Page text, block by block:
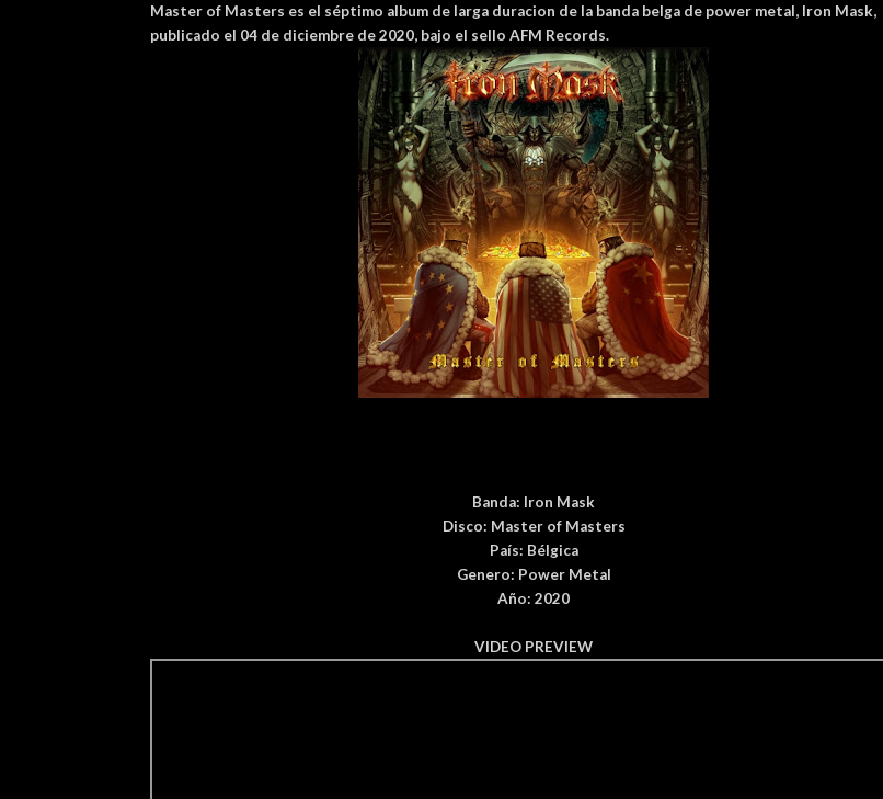
Master of Masters es el séptimo album de larga duracion de la banda belga de power metal, Iron Mask,
publicado el 04 de diciembre de 2020, bajo el sello AFM Records.
Banda: Iron Mask
Disco: Master of Masters
País: Bélgica
Genero: Power Metal
Año: 2020
VIDEO PREVIEW